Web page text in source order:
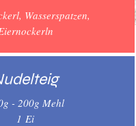
Wasserspatzen,
- 200g Mehl
1 Ei